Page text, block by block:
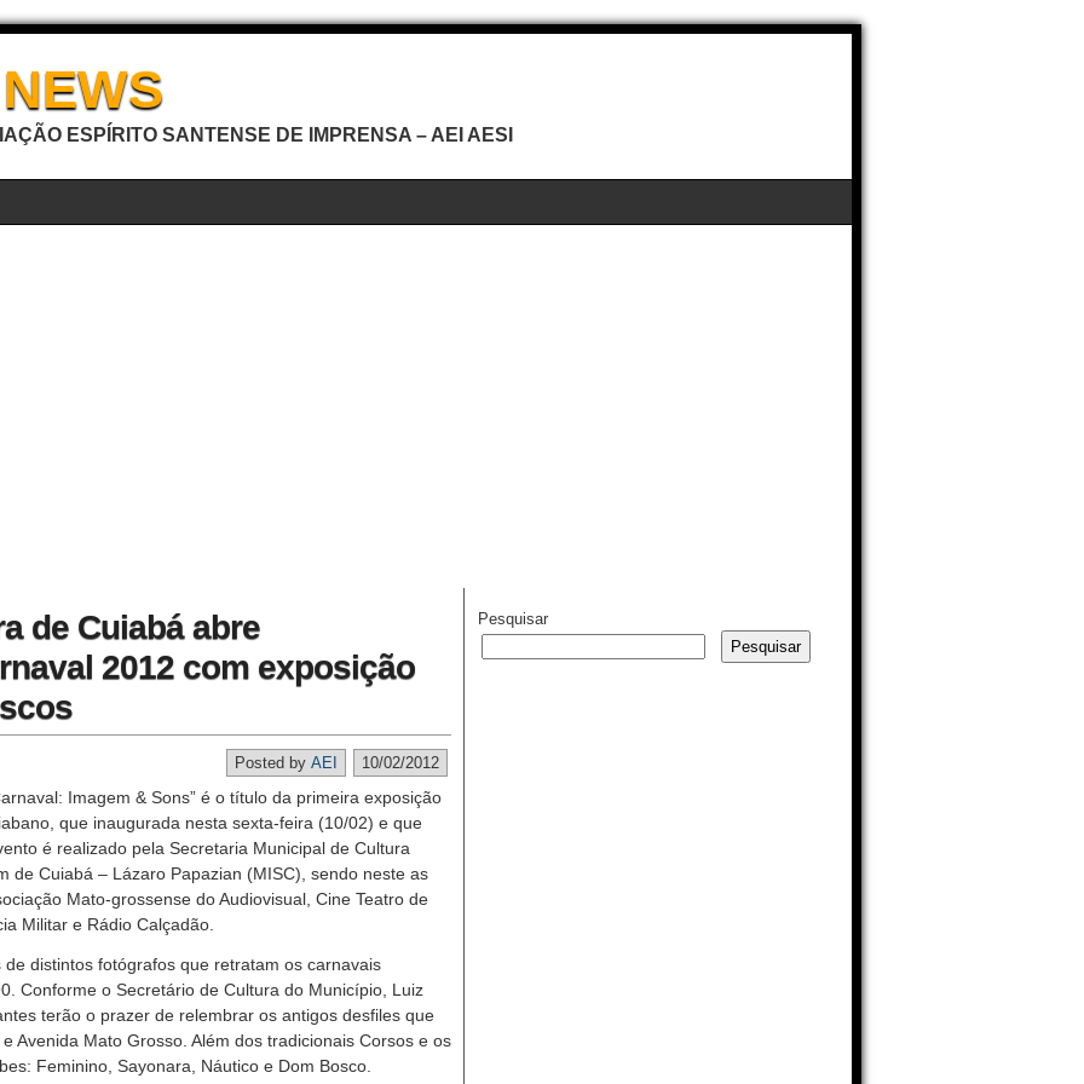
ESPÍRITO SANTENSE DE IMPRENSA – AEI AESI
de Cuiabá abre
2012 com exposição
10/02/2012
Posted by AEI
Imagem & Sons” é o título da primeira exposição
que inaugurada nesta sexta-feira (10/02) e que
é realizado pela Secretaria Municipal de Cultura
de Cuiabá – Lázaro Papazian (MISC), sendo neste as
Mato-grossense do Audiovisual, Cine Teatro de
Militar e Rádio Calçadão.
distintos fotógrafos que retratam os carnavais
Conforme o Secretário de Cultura do Município, Luiz
terão o prazer de relembrar os antigos desfiles que
Avenida Mato Grosso. Além dos tradicionais Corsos e os
Feminino, Sayonara, Náutico e Dom Bosco.
Pesquisar
Pesquisar